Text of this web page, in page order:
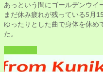
あっという間にゴールデンウイ
まだ休み疲れが残っている5月
ゆったりとした曲で身体を休め
た。